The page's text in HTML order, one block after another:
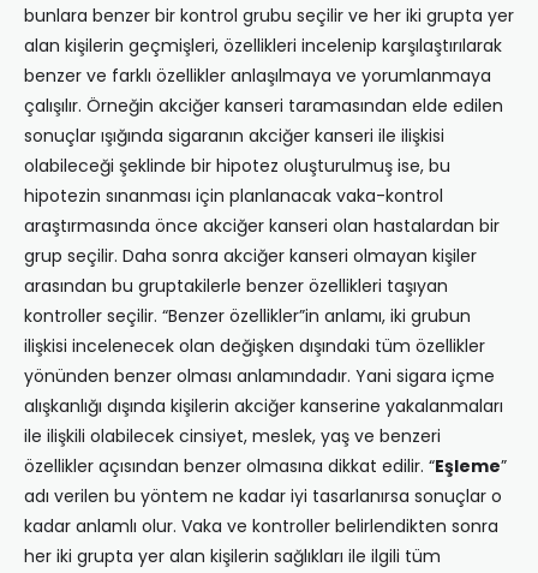
bunlara benzer bir kontrol grubu seçilir ve her iki grupta yer
alan kişilerin geçmişleri, özellikleri incelenip karşılaştırılarak
benzer ve farklı özellikler anlaşılmaya ve yorumlanmaya
çalışılır. Örneğin akciğer kanseri taramasından elde edilen
sonuçlar ışığında sigaranın akciğer kanseri ile ilişkisi
olabileceği şeklinde bir hipotez oluşturulmuş ise, bu
hipotezin sınanması için planlanacak vaka-kontrol
araştırmasında önce akciğer kanseri olan hastalardan bir
grup seçilir. Daha sonra akciğer kanseri olmayan kişiler
arasından bu gruptakilerle benzer özellikleri taşıyan
kontroller seçilir. “Benzer özellikler”in anlamı, iki grubun
ilişkisi incelenecek olan değişken dışındaki tüm özellikler
yönünden benzer olması anlamındadır. Yani sigara içme
alışkanlığı dışında kişilerin akciğer kanserine yakalanmaları
ile ilişkili olabilecek cinsiyet, meslek, yaş ve benzeri
özellikler açısından benzer olmasına dikkat edilir. “Eşleme”
adı verilen bu yöntem ne kadar iyi tasarlanırsa sonuçlar o
kadar anlamlı olur. Vaka ve kontroller belirlendikten sonra
her iki grupta yer alan kişilerin sağlıkları ile ilgili tüm